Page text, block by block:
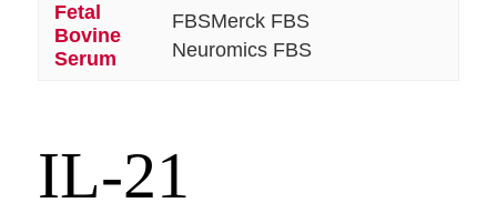
Fetal
Bovine
Serum
FBSMerck FBS
Neuromics FBS
IL-21